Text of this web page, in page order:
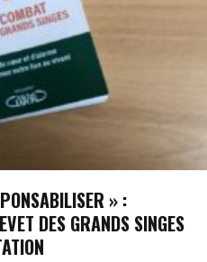
» :
DES GRANDS SINGES